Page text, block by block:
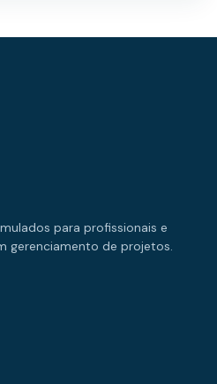
para profissionais e
gerenciamento de projetos.